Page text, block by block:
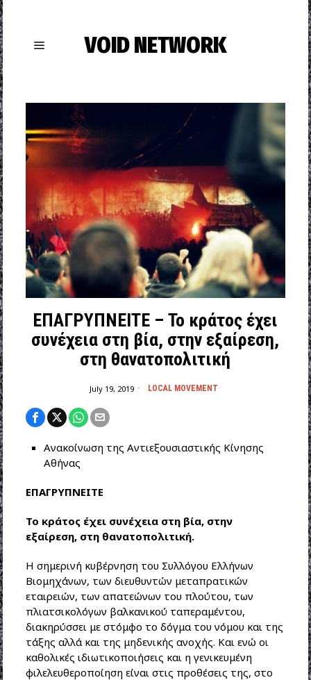
VOID NETWORK
ΕΠΑΓΡΥΠΝΕΙΤΕ – Το κράτος έχει
συνέχεια στη βία, στην εξαίρεση,
στη θανατοπολιτική
July 19, 2019 LOCAL MOVEMENT
Ανακοίνωση της Αντιεξουσιαστικής Κίνησης
Αθήνας
ΕΠΑΓΡΥΠΝΕΙΤΕ
Το κράτος έχει συνέχεια στη βία, στην
εξαίρεση, στη θανατοπολιτική.
Η σημερινή κυβέρνηση του Συλλόγου Ελλήνων
Βιομηχάνων, των διευθυντών μεταπρατικών
εταιρειών, των απατεώνων του πλούτου, των
πλιατσικολόγων βαλκανικού ταπεραμέντου,
διακηρύσσει με στόμφο το δόγμα του νόμου και της
τάξης αλλά και της μηδενικής ανοχής. Και ενώ οι
καθολικές ιδιωτικοποιήσεις και η γενικευμένη
φιλελευθεροποίηση είναι στις προθέσεις της, στο